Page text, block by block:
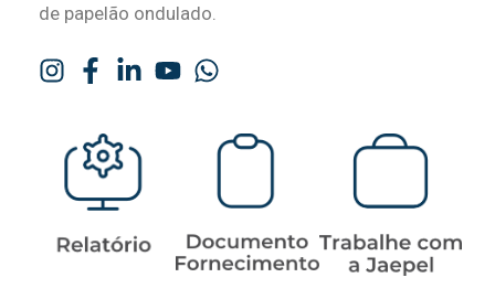
de papelão ondulado.